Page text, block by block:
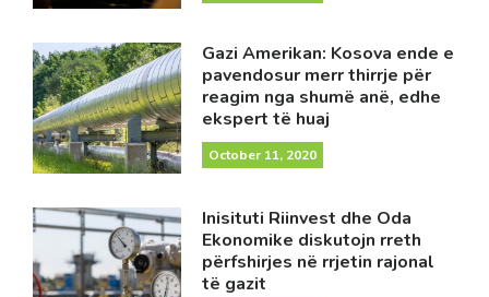
Gazi Amerikan: Kosova ende e
pavendosur merr thirrje për
reagim nga shumë anë, edhe
ekspert të huaj
October 11, 2020
Inisituti Riinvest dhe Oda
Ekonomike diskutojn rreth
përfshirjes në rrjetin rajonal
të gazit